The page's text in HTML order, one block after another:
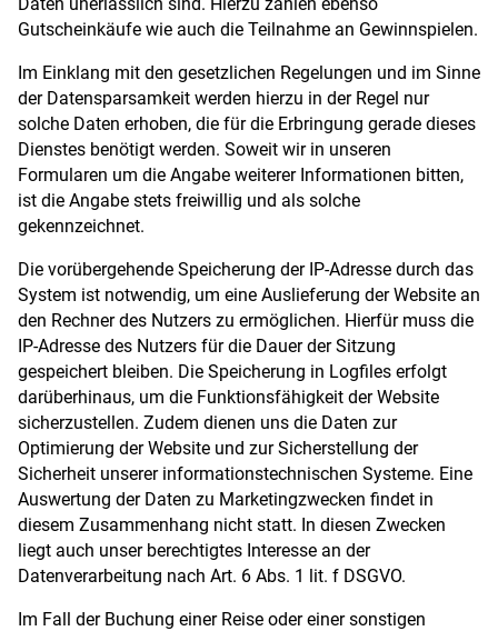
Gutscheinkäufe wie auch die Teilnahme an Gewinnspielen.
Im Einklang mit den gesetzlichen Regelungen und im Sinne
der Datensparsamkeit werden hierzu in der Regel nur
solche Daten erhoben, die für die Erbringung gerade dieses
Dienstes benötigt werden. Soweit wir in unseren
Formularen um die Angabe weiterer Informationen bitten,
ist die Angabe stets freiwillig und als solche
gekennzeichnet.
Die vorübergehende Speicherung der IP-Adresse durch das
System ist notwendig, um eine Auslieferung der Website an
den Rechner des Nutzers zu ermöglichen. Hierfür muss die
IP-Adresse des Nutzers für die Dauer der Sitzung
gespeichert bleiben. Die Speicherung in Logfiles erfolgt
darüberhinaus, um die Funktionsfähigkeit der Website
sicherzustellen. Zudem dienen uns die Daten zur
Optimierung der Website und zur Sicherstellung der
Sicherheit unserer informationstechnischen Systeme. Eine
Auswertung der Daten zu Marketingzwecken findet in
diesem Zusammenhang nicht statt. In diesen Zwecken
liegt auch unser berechtigtes Interesse an der
Datenverarbeitung nach Art. 6 Abs. 1 lit. f DSGVO.
Im Fall der Buchung einer Reise oder einer sonstigen